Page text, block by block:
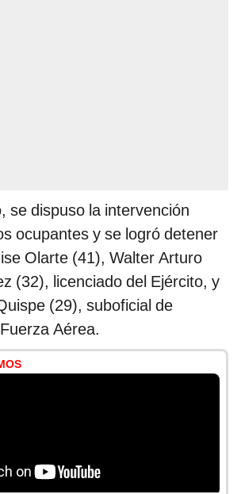
se dispuso la intervención
ocupantes y se logró detener
Olarte (41), Walter Arturo
(32), licenciado del Ejército, y
(29), suboficial de
Aérea.